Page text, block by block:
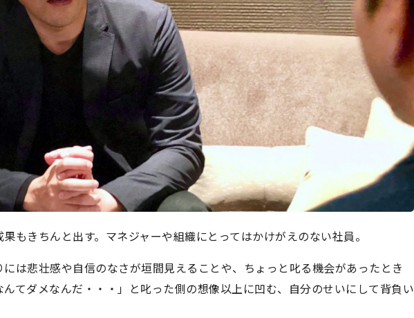
もきちんと出す。マネジャーや組織にとってはかけがえのない社員。
は悲壮感や自信のなさが垣間見えることや、ちょっと叱る機会があったとき
てダメなんだ・・・」と叱った側の想像以上に凹む、自分のせいにして背負い